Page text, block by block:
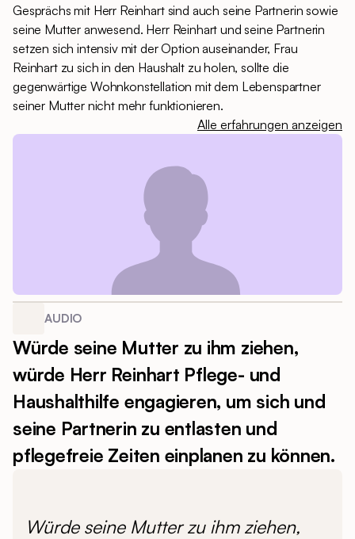
Gesprächs mit Herr Reinhart sind auch seine Partnerin sowie
seine Mutter anwesend. Herr Reinhart und seine Partnerin
setzen sich intensiv mit der Option auseinander, Frau
Reinhart zu sich in den Haushalt zu holen, sollte die
gegenwärtige Wohnkonstellation mit dem Lebenspartner
seiner Mutter nicht mehr funktionieren.
Alle erfahrungen anzeigen
AUDIO
Würde seine Mutter zu ihm ziehen,
würde Herr Reinhart Pflege- und
Haushalthilfe engagieren, um sich und
seine Partnerin zu entlasten und
pflegefreie Zeiten einplanen zu können.
Würde seine Mutter zu ihm ziehen,